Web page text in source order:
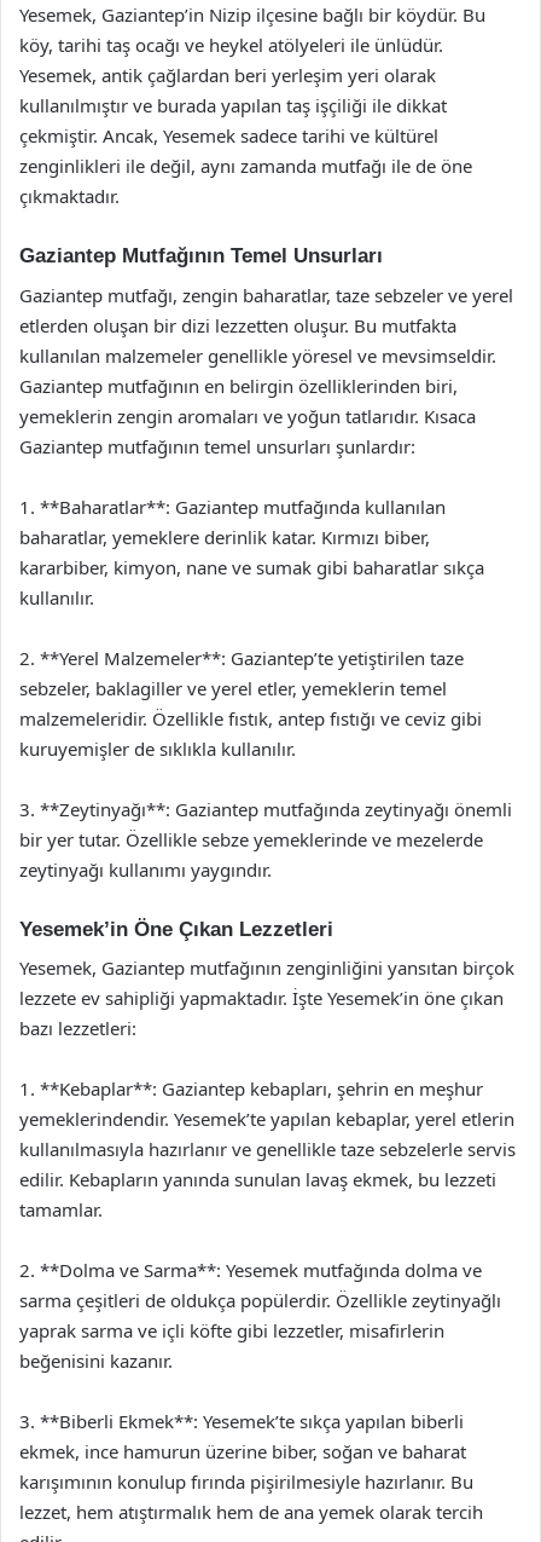
Yesemek, Gaziantep’in Nizip ilçesine bağlı bir köydür. Bu
köy, tarihi taş ocağı ve heykel atölyeleri ile ünlüdür.
Yesemek, antik çağlardan beri yerleşim yeri olarak
kullanılmıştır ve burada yapılan taş işçiliği ile dikkat
çekmiştir. Ancak, Yesemek sadece tarihi ve kültürel
zenginlikleri ile değil, aynı zamanda mutfağı ile de öne
çıkmaktadır.
Gaziantep Mutfağının Temel Unsurları
Gaziantep mutfağı, zengin baharatlar, taze sebzeler ve yerel
etlerden oluşan bir dizi lezzetten oluşur. Bu mutfakta
kullanılan malzemeler genellikle yöresel ve mevsimseldir.
Gaziantep mutfağının en belirgin özelliklerinden biri,
yemeklerin zengin aromaları ve yoğun tatlarıdır. Kısaca
Gaziantep mutfağının temel unsurları şunlardır:
1. **Baharatlar**: Gaziantep mutfağında kullanılan
baharatlar, yemeklere derinlik katar. Kırmızı biber,
kararbiber, kimyon, nane ve sumak gibi baharatlar sıkça
kullanılır.
2. **Yerel Malzemeler**: Gaziantep’te yetiştirilen taze
sebzeler, baklagiller ve yerel etler, yemeklerin temel
malzemeleridir. Özellikle fıstık, antep fıstığı ve ceviz gibi
kuruyemişler de sıklıkla kullanılır.
3. **Zeytinyağı**: Gaziantep mutfağında zeytinyağı önemli
bir yer tutar. Özellikle sebze yemeklerinde ve mezelerde
zeytinyağı kullanımı yaygındır.
Yesemek’in Öne Çıkan Lezzetleri
Yesemek, Gaziantep mutfağının zenginliğini yansıtan birçok
lezzete ev sahipliği yapmaktadır. İşte Yesemek’in öne çıkan
bazı lezzetleri:
1. **Kebaplar**: Gaziantep kebapları, şehrin en meşhur
yemeklerindendir. Yesemek’te yapılan kebaplar, yerel etlerin
kullanılmasıyla hazırlanır ve genellikle taze sebzelerle servis
edilir. Kebapların yanında sunulan lavaş ekmek, bu lezzeti
tamamlar.
2. **Dolma ve Sarma**: Yesemek mutfağında dolma ve
sarma çeşitleri de oldukça popülerdir. Özellikle zeytinyağlı
yaprak sarma ve içli köfte gibi lezzetler, misafirlerin
beğenisini kazanır.
3. **Biberli Ekmek**: Yesemek’te sıkça yapılan biberli
ekmek, ince hamurun üzerine biber, soğan ve baharat
karışımının konulup fırında pişirilmesiyle hazırlanır. Bu
lezzet, hem atıştırmalık hem de ana yemek olarak tercih